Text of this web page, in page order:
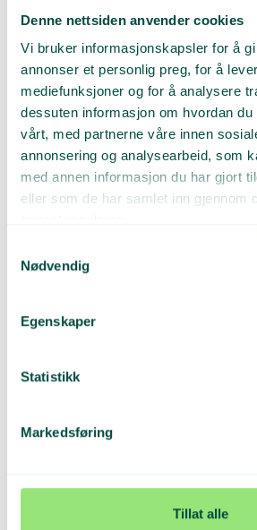
Denne nettsiden anvender cookies
Vi bruker informasjonskapsler for å
annonser et personlig preg, for å
mediefunksjoner og for å analysere
dessuten informasjon om hvordan
vårt, med partnerne våre innen
annonsering og analysearbeid, som
med annen informasjon du har gjort
eller som de har samlet inn gjennom
Nødvendig
Egenskaper
Statistikk
Markedsføring
Tillat alle
Utfordringen med landbruksplast er ikke
spredningen over hele landet, men også
Plast fra landbruk inneholder både
lettere å materialgjenvinne til blant annet
også vanskeligere plast som
I 2022 ble 12.784 tonn rundballeplast,
solfangerfolie og annen type dekkfolie
innernett satt på det norske markedet av
– Gjennom Plastretur kan bonden levere
våre innsamlere, uavhengig av om det er
materialgjenvinnes, sier Karl Johan
Plastreturs nye retursystem
46 faste innsamlingssteder det
levere landbruksplast hele året: